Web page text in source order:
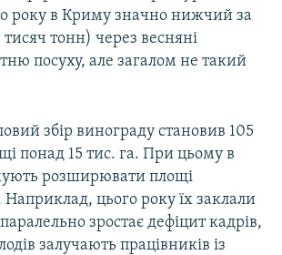
року в Криму значно нижчий за
тонн) через весняні
посуху, але загалом не такий
збір винограду становив 105
понад 15 тис. га. При цьому в
розширювати площі
цього року їх заклали
зростає дефіцит кадрів,
залучають працівників із